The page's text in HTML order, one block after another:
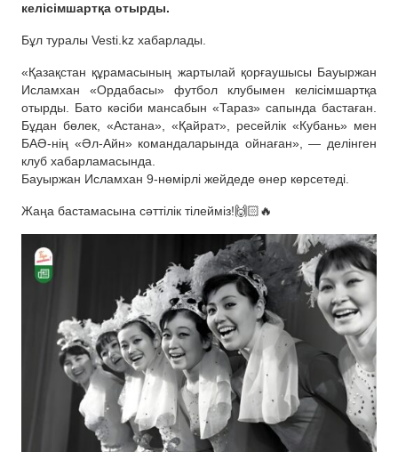
келісімшартқа отырды.
Бұл туралы Vesti.kz хабарлады.
«Қазақстан құрамасының жартылай қорғаушысы Бауыржан
Исламхан «Ордабасы» футбол клубымен келісімшартқа
отырды. Бато кәсіби мансабын «Тараз» сапында бастаған.
Бұдан бөлек, «Астана», «Қайрат», ресейлік «Кубань» мен
БАӘ-нің «Әл-Айн» командаларында ойнаған», — делінген
клуб хабарламасында.
Бауыржан Исламхан 9-нөмірлі жейдеде өнер көрсетеді.
Жаңа бастамасына сәттілік тілейміз!🙌🏻🔥